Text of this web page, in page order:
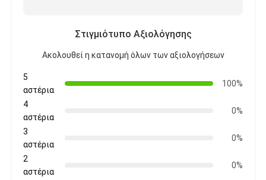
Στιγμιότυπο Αξιολόγησης
Ακολουθεί η κατανομή όλων των αξιολογήσεων
5
αστέρια
100%
4
αστέρια
0%
3
αστέρια
0%
2
αστέρια
0%